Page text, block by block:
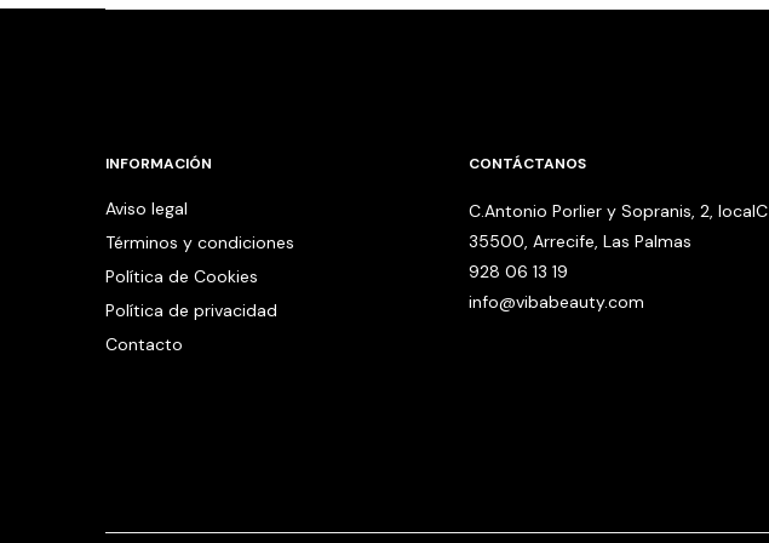
INFORMACIÓN
Aviso legal
Términos y condiciones
Política de Cookies
Política de privacidad
Contacto
CONTÁCTANOS
C.Antonio Porlier y Sopranis, 2, localC
35500, Arrecife, Las Palmas
928 06 13 19
info@vibabeauty.com